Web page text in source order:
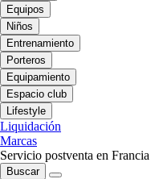
Equipos
Niños
Entrenamiento
Porteros
Equipamiento
Espacio club
Lifestyle
Liquidación
Marcas
Servicio postventa en Francia
Buscar